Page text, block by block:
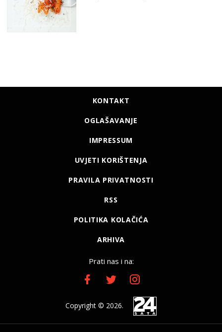
KONTAKT
OGLAŠAVANJE
IMPRESSUM
UVJETI KORIŠTENJA
PRAVILA PRIVATNOSTI
RSS
POLITIKA KOLAČIĆA
ARHIVA
Prati nas i na:
Copyright © 2026.